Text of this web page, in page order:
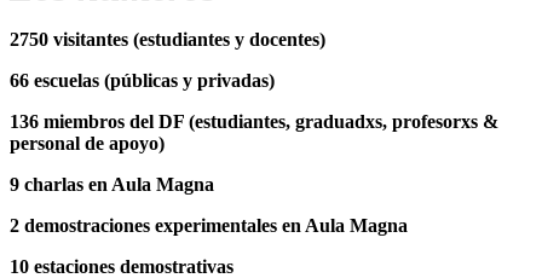
2750 visitantes (estudiantes y docentes)
66 escuelas (públicas y privadas)
136 miembros del DF (estudiantes, graduadxs, profesorxs &
personal de apoyo)
9 charlas en Aula Magna
2 demostraciones experimentales en Aula Magna
10 estaciones demostrativas